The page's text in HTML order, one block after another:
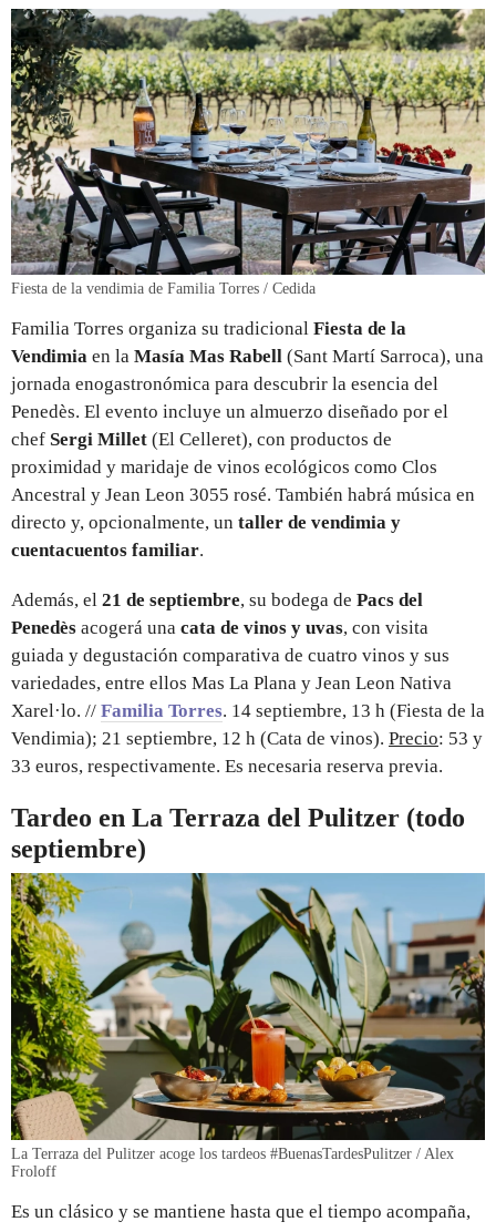
Fiesta de la vendimia de Familia Torres / Cedida
Familia Torres organiza su tradicional Fiesta de la
Vendimia en la Masía Mas Rabell (Sant Martí Sarroca), una
jornada enogastronómica para descubrir la esencia del
Penedès. El evento incluye un almuerzo diseñado por el
chef Sergi Millet (El Celleret), con productos de
proximidad y maridaje de vinos ecológicos como Clos
Ancestral y Jean Leon 3055 rosé. También habrá música en
directo y, opcionalmente, un taller de vendimia y
cuentacuentos familiar.
Además, el 21 de septiembre, su bodega de Pacs del
Penedès acogerá una cata de vinos y uvas, con visita
guiada y degustación comparativa de cuatro vinos y sus
variedades, entre ellos Mas La Plana y Jean Leon Nativa
Xarel·lo. // Familia Torres. 14 septiembre, 13 h (Fiesta de la
Vendimia); 21 septiembre, 12 h (Cata de vinos). Precio: 53 y
33 euros, respectivamente. Es necesaria reserva previa.
Tardeo en La Terraza del Pulitzer (todo
septiembre)
La Terraza del Pulitzer acoge los tardeos #BuenasTardesPulitzer / Alex
Froloff
Es un clásico y se mantiene hasta que el tiempo acompaña,